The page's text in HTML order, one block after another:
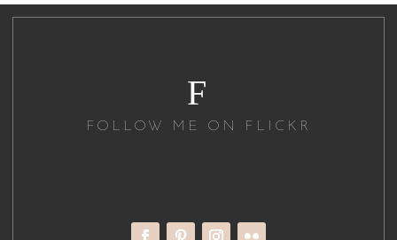
F
FOLLOW ME ON FLICKR